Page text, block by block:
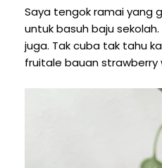
Saya tengok ramai yang
untuk basuh baju
juga. Tak cuba tak tahu
fruitale bauan strawberry